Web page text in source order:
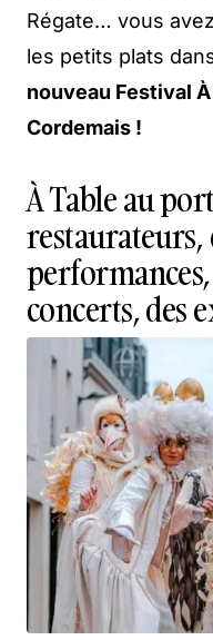
Régate… vous
les petits plats
nouveau Festival
Cordemais !
À Table au
restaurateurs,
concerts, des